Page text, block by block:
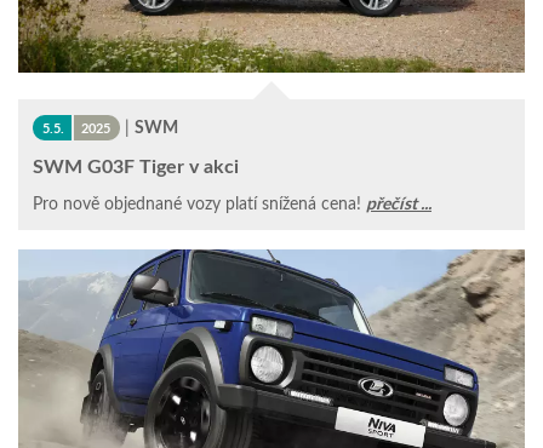
5.5. 2025 | SWM
SWM G03F Tiger v akci
Pro nově objednané vozy platí snížená cena! přečíst ...